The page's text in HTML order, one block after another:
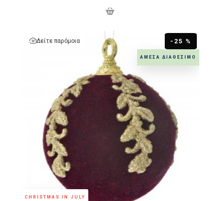
ΆΜΕΣΑ ΔΙΑΘΈΣΙΜΟ
CHRISTMAS IN JULY
-25 %
Δείτε παρόμοια